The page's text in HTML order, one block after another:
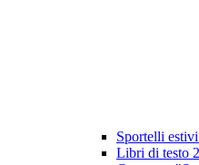
Sportelli
Libri di testo